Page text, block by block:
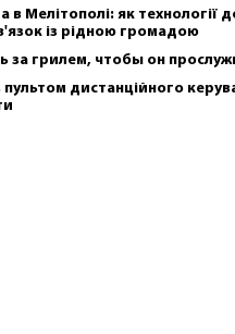
в Мелітополі: як технології
із рідною громадою
за грилем, чтобы он
дистанційного